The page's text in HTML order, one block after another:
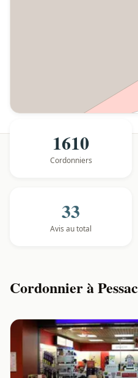
1610
Cordonniers
33
Avis au total
Cordonnier à Pessac